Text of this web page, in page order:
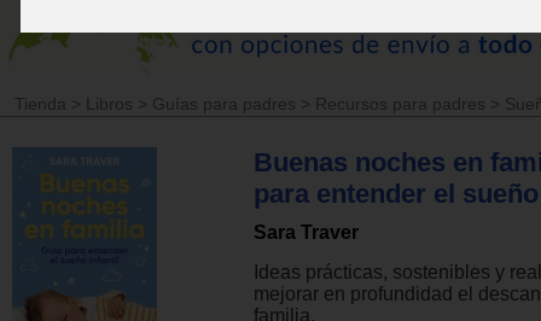
Tienda > Libros > Guías para padres > Recursos para padres >
Buenas noches en
para entender el
Sara Traver
Ideas prácticas, sostenibles y
mejorar en profundidad el
familia.